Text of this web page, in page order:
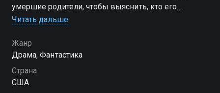
умершие родители, чтобы выяснить, кто его
преследует и кем он является на самом деле.
Читать дальше
Жанр
Драма, Фантастика
Страна
США